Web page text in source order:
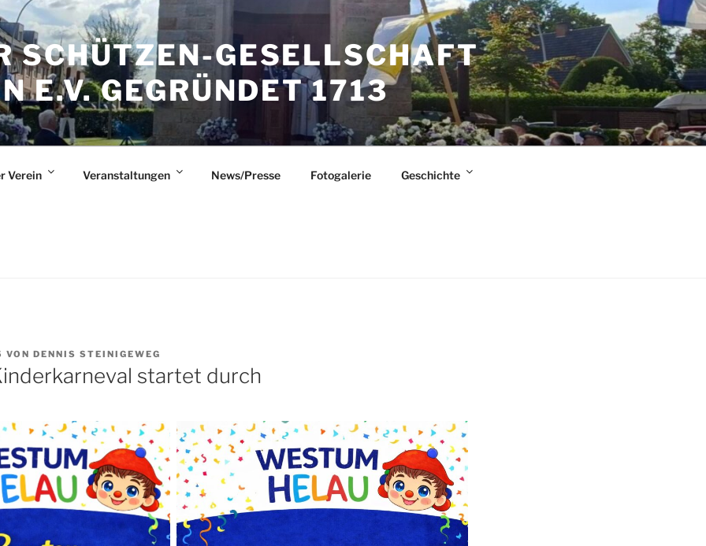
SCHÜTZEN-GESELLSCHAFT
E.V. GEGRÜNDET 1713
Verein Veranstaltungen News/Presse Fotogalerie Geschichte
VON DENNIS STEINIGEWEG
startet durch